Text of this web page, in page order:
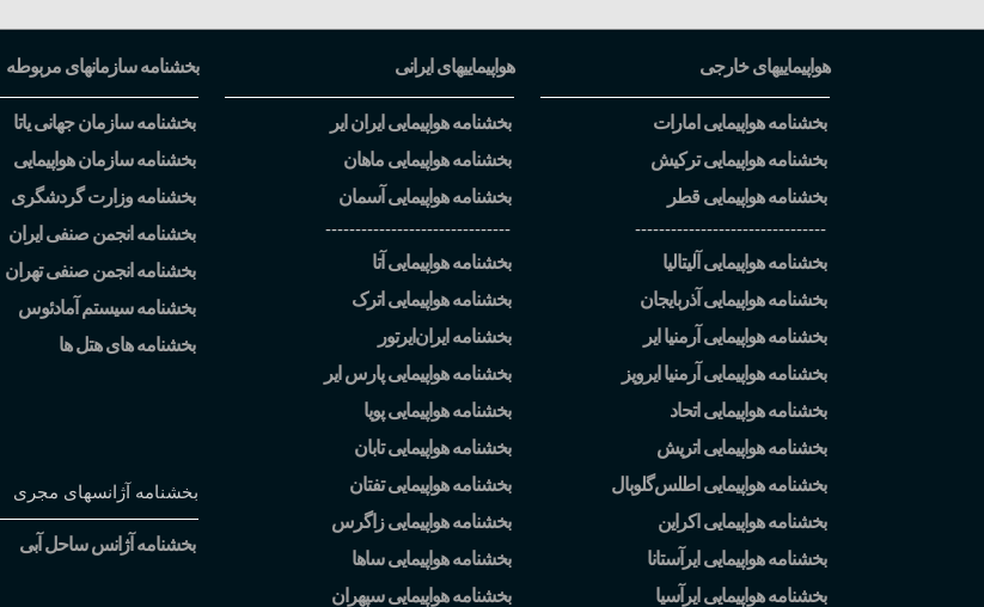
هواپیماییهای خارجی
بخشنامه هواپیمایی امارات
بخشنامه هواپیمایی ترکیش
بخشنامه هواپیمایی قطر
--------------------------------
بخشنامه هواپیمایی آلیتالیا
بخشنامه هواپیمایی آذربایجان
بخشنامه هواپیمایی آرمنیا ایر
بخشنامه هواپیمایی آرمنیا ایرویز
بخشنامه هواپیمایی اتحاد
بخشنامه هواپیمایی اتریش
بخشنامه هواپیمایی اطلسگلوبال
بخشنامه هواپیمایی اکراین
بخشنامه هواپیمایی ایرآستانا
بخشنامه هواپیمایی ایرآسیا
هواپیماییهای ایرانی
بخشنامه هواپیمایی ایران ایر
بخشنامه هواپیمایی ماهان
بخشنامه هواپیمایی آسمان
-------------------------------
بخشنامه هواپیمایی آتا
بخشنامه هواپیمایی اترک
بخشنامه ایرانایرتور
بخشنامه هواپیمایی پارس ایر
بخشنامه هواپیمایی پویا
بخشنامه هواپیمایی تابان
بخشنامه هواپیمایی تفتان
بخشنامه هواپیمایی زاگرس
بخشنامه هواپیمایی ساها
بخشنامه هواپیمایی سپهران
بخشنامه سازمانهای مربوطه
بخشنامه سازمان جهانی یاتا
بخشنامه سازمان هواپیمایی
بخشنامه وزارت گردشگری
بخشنامه انجمن صنفی ایران
بخشنامه انجمن صنفی تهران
بخشنامه سیستم آمادئوس
بخشنامه های هتل ها
بخشنامه آژانسهای مجری
بخشنامه آژانس ساحل آبی